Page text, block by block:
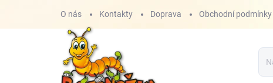
O nás Kontakty Doprava Obchodní podmínky